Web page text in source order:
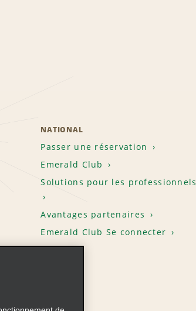
NATIONAL
Passer une réservation
Emerald Club
Solutions pour les professionnels
Avantages partenaires
Emerald Club Se connecter